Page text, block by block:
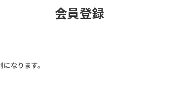
会員登録
なります。